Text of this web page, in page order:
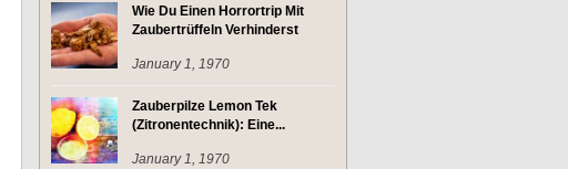
Wie Du Einen Horrortrip Mit
Zaubertrüffeln Verhinderst
January 1, 1970
Zauberpilze Lemon Tek
(Zitronentechnik): Eine...
January 1, 1970